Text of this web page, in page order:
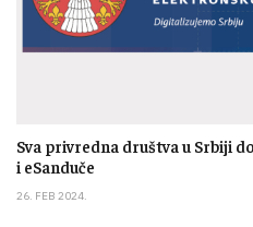
Sva privredna društva u Srbiji
i eSanduče
26. FEB 2024.